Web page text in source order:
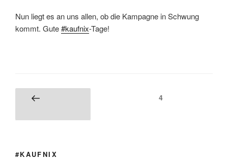
Nun liegt es an uns allen, ob die Kampagne in Schwung
kommt. Gute#kaufnix-Tage!
Seitennummerierung
Beiträge
Vorherige
Seite4
#KAUFNIX